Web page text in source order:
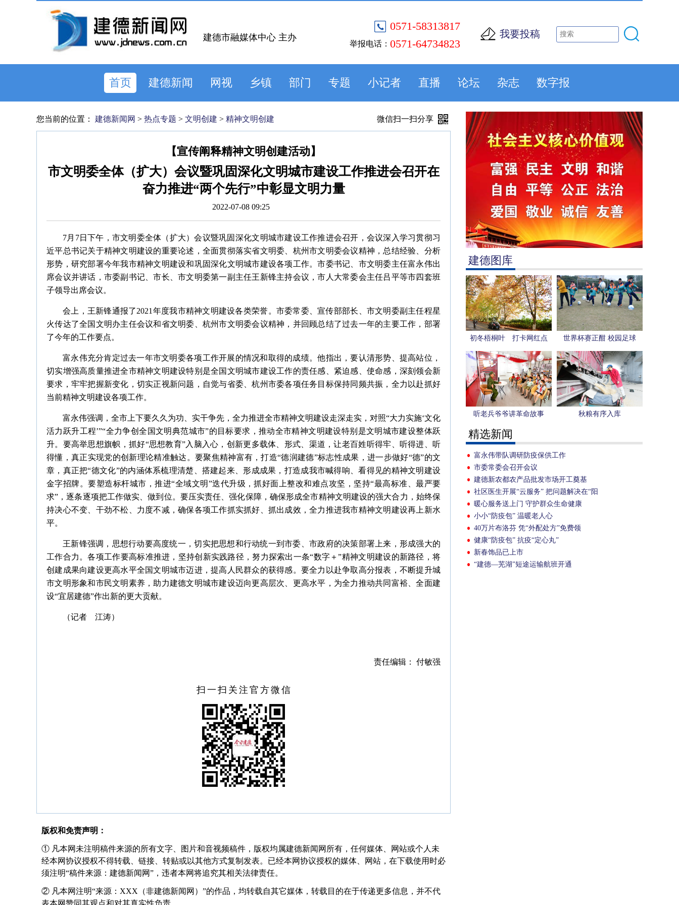
0571-58313817
举报电话： 0571-64734823
我要投稿
建德市融媒体中心 主办
首页 建德新闻 网视 乡镇 部门 专题 小记者 直播 论坛 杂志 数字报
建德图库
初冬梧桐叶 打卡网红点
世界杯赛正酣 校园足球
更“热”
听老兵爷爷讲革命故事 秋粮有序入库
精选新闻
富永伟带队调研防疫保供工作
市委常委会召开会议
建德新农都农产品批发市场开工奠基
社区医生开展“云服务” 把问题解决在“阳
群”里
暖心服务送上门 守护群众生命健康
小小“防疫包” 温暖老人心
40万片布洛芬 凭“外配处方”免费领
健康“防疫包” 抗疫“定心丸”
新春饰品已上市
“建德—芜湖”短途运输航班开通
您当前的位置： 建德新闻网 > 热点专题 > 文明创建 > 精神文明创建 微信扫一扫分享
【宣传阐释精神文明创建活动】
市文明委全体（扩大）会议暨巩固深化文明城市建设工作推进会召开在
奋力推进“两个先行”中彰显文明力量
2022-07-08 09:25
7月7日下午，市文明委全体（扩大）会议暨巩固深化文明城市建设工作推进会召开，会议深入学习贯彻习
近平总书记关于精神文明建设的重要论述，全面贯彻落实省文明委、杭州市文明委会议精神，总结经验、分析
形势，研究部署今年我市精神文明建设和巩固深化文明城市建设各项工作。市委书记、市文明委主任富永伟出
席会议并讲话，市委副书记、市长、市文明委第一副主任王新锋主持会议，市人大常委会主任吕平等市四套班
子领导出席会议。
会上，王新锋通报了2021年度我市精神文明建设各类荣誉。市委常委、宣传部部长、市文明委副主任程星
火传达了全国文明办主任会议和省文明委、杭州市文明委会议精神，并回顾总结了过去一年的主要工作，部署
了今年的工作要点。
富永伟充分肯定过去一年市文明委各项工作开展的情况和取得的成绩。他指出，要认清形势、提高站位，
切实增强高质量推进全市精神文明建设特别是全国文明城市建设工作的责任感、紧迫感、使命感，深刻领会新
要求，牢牢把握新变化，切实正视新问题，自觉与省委、杭州市委各项任务目标保持同频共振，全力以赴抓好
当前精神文明建设各项工作。
富永伟强调，全市上下要久久为功、实干争先，全力推进全市精神文明建设走深走实，对照“大力实施‘文化
活力跃升工程’”“全力争创全国文明典范城市”的目标要求，推动全市精神文明建设特别是文明城市建设整体跃
升。要高举思想旗帜，抓好“思想教育”入脑入心，创新更多载体、形式、渠道，让老百姓听得牢、听得进、听
得懂，真正实现党的创新理论精准触达。要聚焦精神富有，打造“德润建德”标志性成果，进一步做好“德”的文
章，真正把“德文化”的内涵体系梳理清楚、搭建起来、形成成果，打造成我市喊得响、看得见的精神文明建设
金字招牌。要塑造标杆城市，推进“全域文明”迭代升级，抓好面上整改和难点攻坚，坚持“最高标准、最严要
求”，逐条逐项把工作做实、做到位。要压实责任、强化保障，确保形成全市精神文明建设的强大合力，始终保
持决心不变、干劲不松、力度不减，确保各项工作抓实抓好、抓出成效，全力推进我市精神文明建设再上新水
平。
王新锋强调，思想行动要高度统一，切实把思想和行动统一到市委、市政府的决策部署上来，形成强大的
工作合力。各项工作要高标准推进，坚持创新实践路径，努力探索出一条“数字＋”精神文明建设的新路径，将
创建成果向建设更高水平全国文明城市迈进，提高人民群众的获得感。要全力以赴争取高分报表，不断提升城
市文明形象和市民文明素养，助力建德文明城市建设迈向更高层次、更高水平，为全力推动共同富裕、全面建
设“宜居建德”作出新的更大贡献。
（记者 江涛）
责任编辑： 付敏强
扫一扫关注官方微信
版权和免责声明：
① 凡本网未注明稿件来源的所有文字、图片和音视频稿件，版权均属建德新闻网所有，任何媒体、网站或个人未
经本网协议授权不得转载、链接、转贴或以其他方式复制发表。已经本网协议授权的媒体、网站，在下载使用时必
须注明“稿件来源：建德新闻网”，违者本网将追究其相关法律责任。
② 凡本网注明“来源：XXX（非建德新闻网）”的作品，均转载自其它媒体，转载目的在于传递更多信息，并不代
表本网赞同其观点和对其真实性负责。